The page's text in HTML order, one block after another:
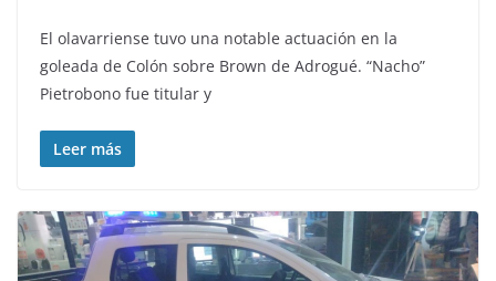
El olavarriense tuvo una notable actuación en la
goleada de Colón sobre Brown de Adrogué. “Nacho”
Pietrobono fue titular y
Leer más